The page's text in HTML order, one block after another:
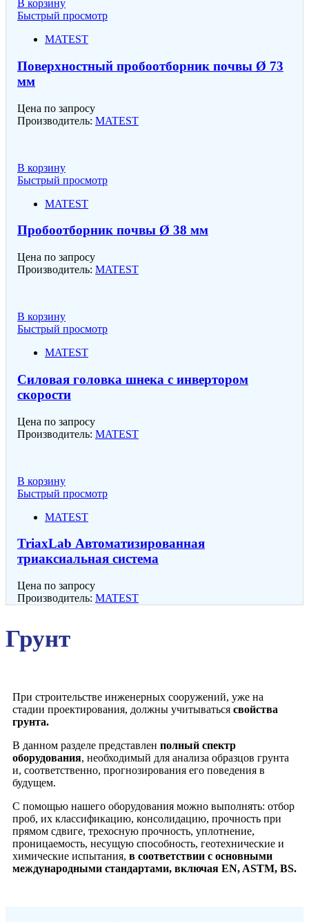
В корзину
Быстрый просмотр
MATEST
Поверхностный пробоотборник почвы Ø 73
мм
Цена по запросу
Производитель: MATEST
В корзину
Быстрый просмотр
MATEST
Пробоотборник почвы Ø 38 мм
Цена по запросу
Производитель: MATEST
В корзину
Быстрый просмотр
MATEST
Силовая головка шнека с инвертором
скорости
Цена по запросу
Производитель: MATEST
В корзину
Быстрый просмотр
MATEST
TriaxLab Автоматизированная
триаксиальная система
Цена по запросу
Производитель: MATEST
Грунт
При строительстве инженерных сооружений, уже на
стадии проектирования, должны учитываться свойства
грунта.
В данном разделе представлен полный спектр
оборудования, необходимый для анализа образцов грунта
и, соответственно, прогнозирования его поведения в
будущем.
С помощью нашего оборудования можно выполнять: отбор
проб, их классификацию, консолидацию, прочность при
прямом сдвиге, трехосную прочность, уплотнение,
проницаемость, несущую способность, геотехнические и
химические испытания, в соответствии с основными
международными стандартами, включая EN, ASTM, BS.